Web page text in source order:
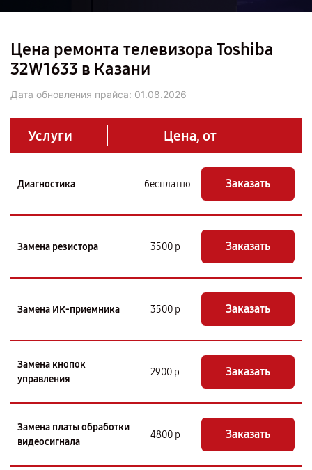
Цена ремонта телевизора Toshiba
32W1633 в Казани
Дата обновления прайса: 01.08.2026
Услуги Цена, от
Диагностика бесплатно Заказать
Замена резистора 3500 р Заказать
Замена ИК-приемника 3500 р Заказать
Замена кнопок
управления
2900 р Заказать
Замена платы обработки
видеосигнала
4800 р Заказать